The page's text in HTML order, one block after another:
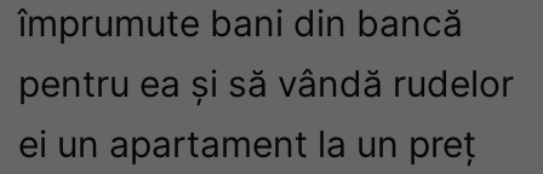
împrumute bani din bancă
pentru ea și să vândă rudelor
ei un apartament la un preț